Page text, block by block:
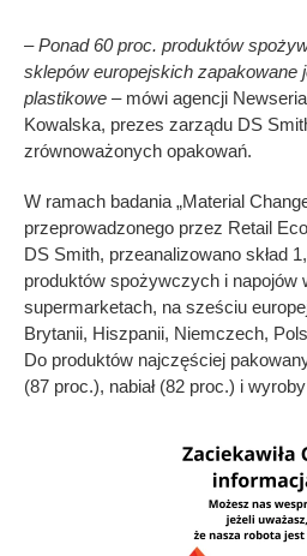
– Ponad 60 proc. produktów
sklepów europejskich zapakowane
plastikowe – mówi agencji
Kowalska, prezes zarządu DS
zrównoważonych opakowań.
W ramach badania „Material
przeprowadzonego przez Retail
DS Smith, przeanalizowano skład
produktów spożywczych i napojów
supermarketach, na sześciu
Brytanii, Hiszpanii, Niemczech,
Do produktów najczęściej
(87 proc.), nabiał (82 proc.) i